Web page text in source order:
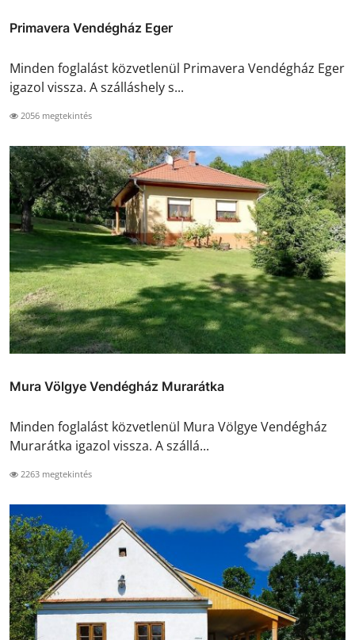
Primavera Vendégház Eger
Minden foglalást közvetlenül Primavera Vendégház Eger
igazol vissza. A szálláshely s...
2056 megtekintés
Mura Völgye Vendégház Murarátka
Minden foglalást közvetlenül Mura Völgye Vendégház
Murarátka igazol vissza. A szállá...
2263 megtekintés